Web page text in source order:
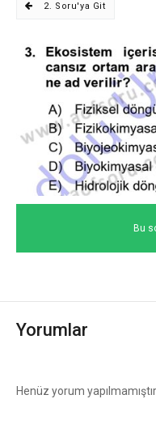
2. Soru'ya Git
Bu
Yorumlar
Henüz yorum